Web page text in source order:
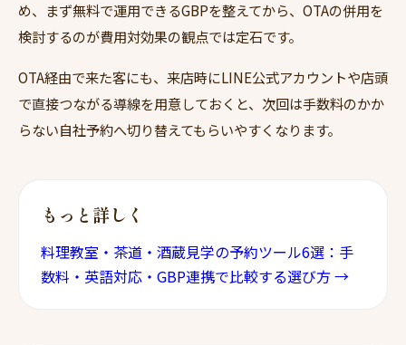
め、まず無料で運用できるGBPを整えてから、OTAの併用を
検討するのが費用対効果の観点では定石です。
OTA経由で来た客にも、来店時にLINE公式アカウントや店頭
で直接つながる導線を用意しておくと、次回は手数料のかか
らない自社予約へ切り替えてもらいやすくなります。
もっと詳しく
料理教室・茶道・酒蔵見学の予約ツール6選：手
数料・英語対応・GBP連携で比較する選び方 →